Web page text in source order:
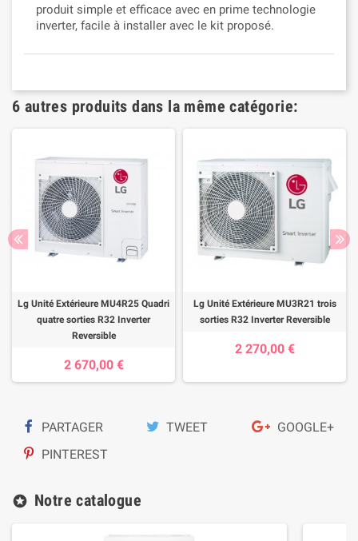
produit simple et efficace avec en prime technologie
inverter, facile à installer avec le kit proposé.
6 autres produits dans la même catégorie:
Lg Unité Extérieure MU4R25 Quadri
quatre sorties R32 Inverter
Reversible
2 670,00 €
Lg Unité Extérieure MU3R21 trois
sorties R32 Inverter Reversible
2 270,00 €
PARTAGER TWEET
GOOGLE+
PINTEREST
stars Notre catalogue